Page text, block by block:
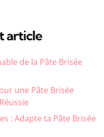
article
de la Pâte Brisée
une Pâte Brisée
: Adapte ta Pâte Brisée